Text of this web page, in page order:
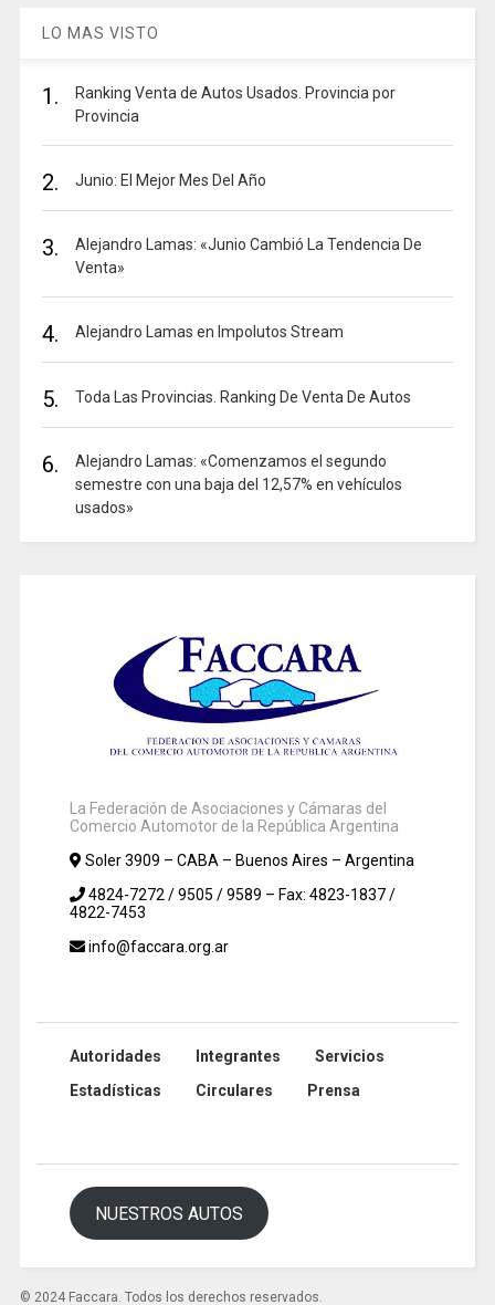
LO MAS VISTO
1.
Ranking Venta de Autos Usados. Provincia por
Provincia
2. Junio: El Mejor Mes Del Año
3.
Alejandro Lamas: «Junio Cambió La Tendencia De
Venta»
4. Alejandro Lamas en Impolutos Stream
5. Toda Las Provincias. Ranking De Venta De Autos
6.
Alejandro Lamas: «Comenzamos el segundo
semestre con una baja del 12,57% en vehículos
usados»
La Federación de Asociaciones y Cámaras del
Comercio Automotor de la República Argentina
Soler 3909 – CABA – Buenos Aires – Argentina
4824-7272 / 9505 / 9589 – Fax: 4823-1837 /
4822-7453
info@faccara.org.ar
Autoridades Integrantes
Servicios
Estadísticas
Circulares Prensa
NUESTROS AUTOS
© 2024 Faccara. Todos los derechos reservados.